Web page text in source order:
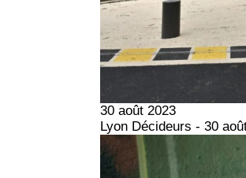
30 août 2023
Lyon Décideurs - 30